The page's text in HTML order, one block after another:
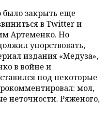
закрыть еще
в Twitter и
Артеменко. Но
упорствовать,
издания «Медуза»,
в войне и
под некоторые
мол,
неточности. Ряженого,